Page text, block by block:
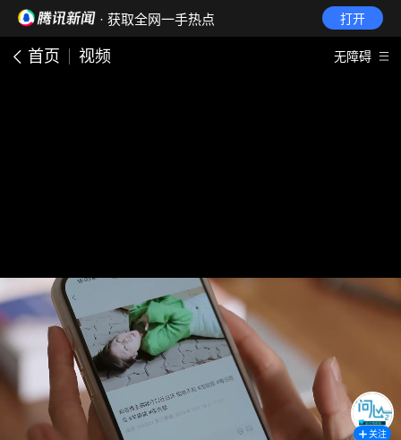
· 获取全网一手热点 打开
首页 视频 无障碍
关注